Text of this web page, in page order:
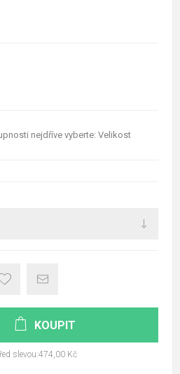
nejdříve vyberte: Velikost
KOUPIT
slevou:474,00 Kč